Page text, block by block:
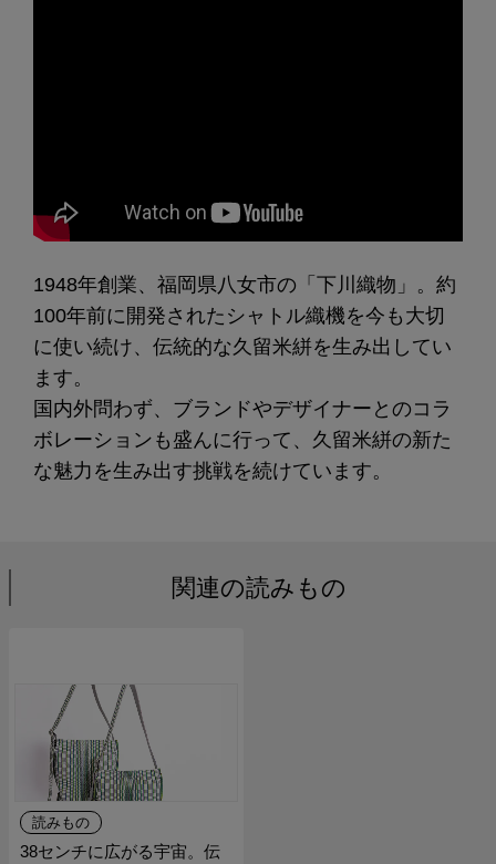
1948年創業、福岡県八女市の「下川織物」。約
100年前に開発されたシャトル織機を今も大切
に使い続け、伝統的な久留米絣を生み出してい
ます。
国内外問わず、ブランドやデザイナーとのコラ
ボレーションも盛んに行って、久留米絣の新た
な魅力を生み出す挑戦を続けています。
関連の読みもの
読みもの
38センチに広がる宇宙。伝